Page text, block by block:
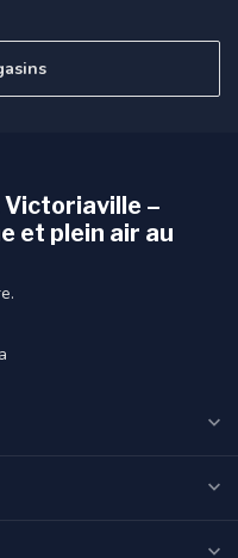
–
et plein air au